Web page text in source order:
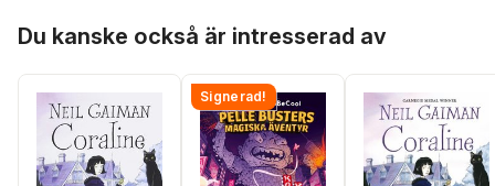
Du kanske också är intresserad av
Signerad!